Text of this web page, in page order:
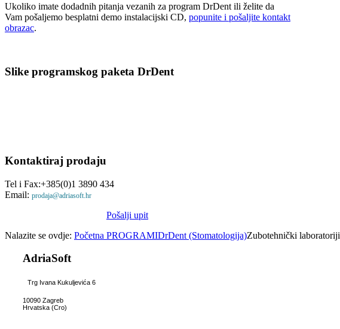
Ukoliko imate dodadnih pitanja vezanih za program DrDent ili želite da
Vam pošaljemo besplatni demo instalacijski CD, popunite i pošaljite kontakt
obrazac.
Slike programskog paketa DrDent
Kontaktiraj prodaju
Tel i Fax:+385(0)1 3890 434
Email: prodaja@adriasoft.hr
Pošalji upit
Nalazite se ovdje: Početna PROGRAMIDrDent (Stomatologija)Zubotehnički laboratoriji
AdriaSoft
Trg Ivana Kukuljevića 6
10090 Zagreb
Hrvatska (Cro)